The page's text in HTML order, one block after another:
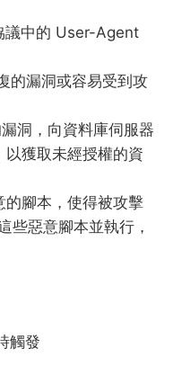
議中的 User-Agent
的漏洞或容易受到攻
洞，向資料庫伺服器
獲取未經授權的資
腳本，使得被攻擊
些惡意腳本並執行，
觸發